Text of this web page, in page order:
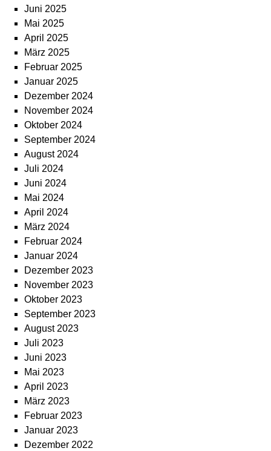
Juni 2025
Mai 2025
April 2025
März 2025
Februar 2025
Januar 2025
Dezember 2024
November 2024
Oktober 2024
September 2024
August 2024
Juli 2024
Juni 2024
Mai 2024
April 2024
März 2024
Februar 2024
Januar 2024
Dezember 2023
November 2023
Oktober 2023
September 2023
August 2023
Juli 2023
Juni 2023
Mai 2023
April 2023
März 2023
Februar 2023
Januar 2023
Dezember 2022